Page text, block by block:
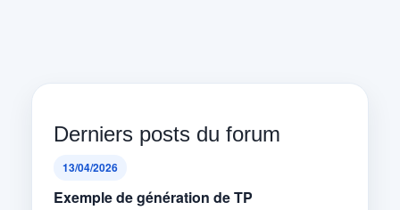
Derniers posts du forum
13/04/2026
Exemple de génération de TP